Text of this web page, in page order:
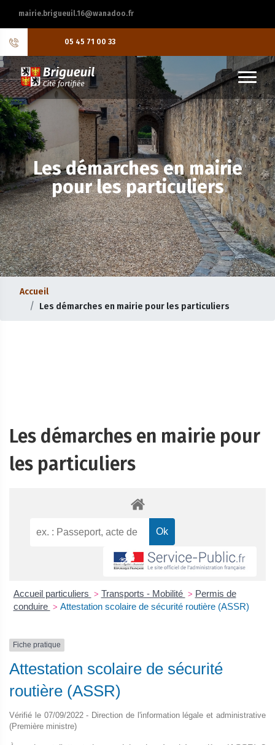
mairie.brigueuil.16@wanadoo.fr
05 45 71 00 33
Les démarches en mairie
pour les particuliers
Accueil
Les démarches en mairie pour les particuliers
Les démarches en mairie pour
les particuliers
Accueil particuliers > Transports - Mobilité > Permis de
conduire > Attestation scolaire de sécurité routière (ASSR)
Fiche pratique
Attestation scolaire de sécurité
routière (ASSR)
Vérifié le 07/09/2022 - Direction de l'information légale et administrative
(Première ministre)